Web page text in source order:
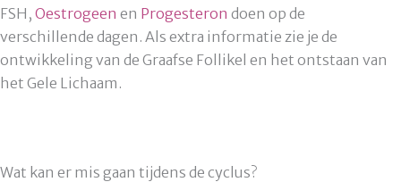
FSH, Oestrogeen en Progesteron doen op de
verschillende dagen. Als extra informatie zie je de
ontwikkeling van de Graafse Follikel en het ontstaan van
het Gele Lichaam.
Wat kan er mis gaan tijdens de cyclus?